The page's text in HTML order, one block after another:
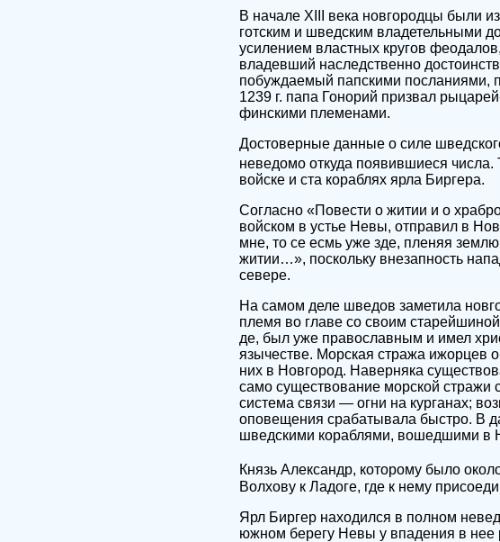
В начале XIII века новгородцы были
готским и шведским владетельными
усилением властных кругов
владевший наследственно
побуждаемый папскими посланиями,
1239 г. папа Гонорий призвал
финскими племенами.
Достоверные данные о силе
неведомо откуда появившиеся
войске и ста кораблях ярла Биргера.
Согласно «Повести о житии и о
войском в устье Невы, отправил в
мне, то се есмь уже зде, пленяя
житии…», поскольку внезапность
севере.
На самом деле шведов заметила
племя во главе со своим
де, был уже православным и имел
язычестве. Морская стража
них в Новгород. Наверняка
само существование морской стражи
система связи — огни на курганах;
оповещения срабатывала быстро. В
шведскими кораблями, вошедшими в
Князь Александр, которому было
Волхову к Ладоге, где к нему
Ярл Биргер находился в полном
южном берегу Невы у впадения в